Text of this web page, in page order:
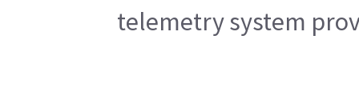
telemetry system